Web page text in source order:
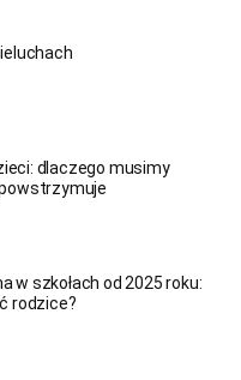
dlaczego musimy
w szkołach od 2025 roku:
rodzice?